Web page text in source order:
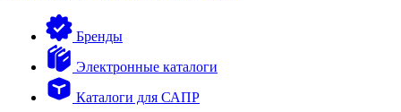
Бренды
Электронные каталоги
Каталоги для САПР